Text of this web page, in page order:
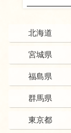
北海道
宮城県
福島県
群馬県
東京都